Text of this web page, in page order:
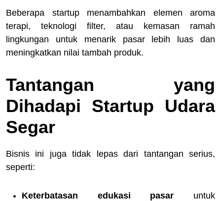
Beberapa startup menambahkan elemen aroma
terapi, teknologi filter, atau kemasan ramah
lingkungan untuk menarik pasar lebih luas dan
meningkatkan nilai tambah produk.
Tantangan yang
Dihadapi Startup Udara
Segar
Bisnis ini juga tidak lepas dari tantangan serius,
seperti:
Keterbatasan edukasi pasar untuk